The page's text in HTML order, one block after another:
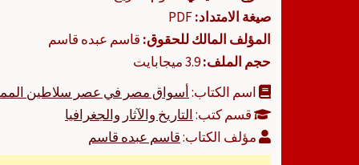
صيغة الامتداد:
المؤلف المالك للحقوق: قاسم عبده قاسم
حجم الملف:3.9 ميجابايت
اسم الكتاب:أسواق مصر في عصر سلاطين
قسم كتب:التاريخ والآثار والجغرافيا
مؤلف الكتاب:قاسم عبده قاسم